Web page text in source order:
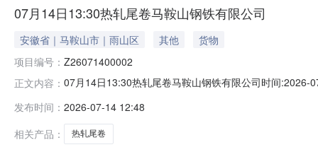
07月14日13:30热轧尾卷马鞍山钢铁有限公司
安徽省｜马鞍山市｜雨山区 其他
货物
项目编号： Z26071400002
正文内容： 07月14日13:30热轧尾卷马鞍山钢铁有限公司时间
保证金：￥500.00元交易保证金：￥500.00元竞价保
发布时间： 2026-07-14 12:48
相关产品：
热轧尾卷